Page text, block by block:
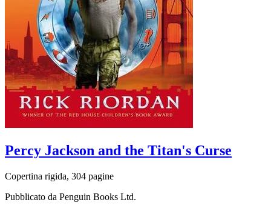
Percy Jackson and the Titan's Curse
Copertina rigida, 304 pagine
Pubblicato da Penguin Books Ltd.